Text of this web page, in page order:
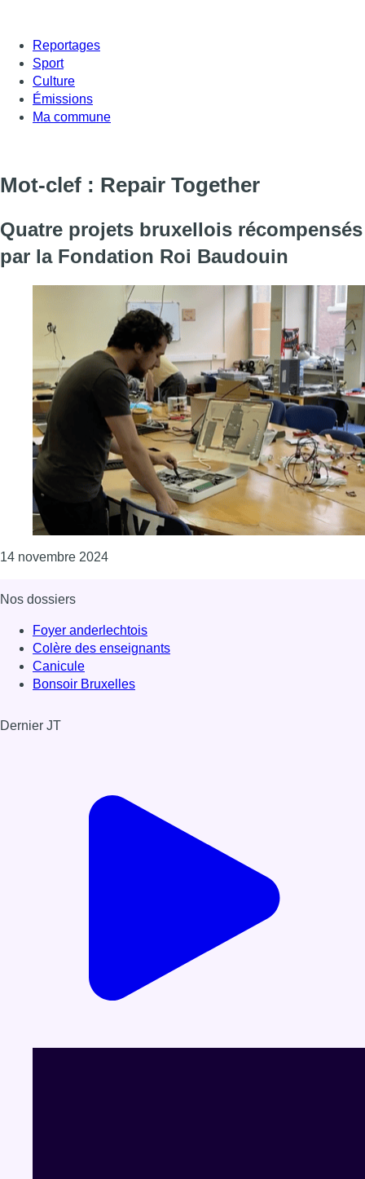
Reportages
Sport
Culture
Émissions
Ma commune
Mot-clef : Repair Together
Quatre projets bruxellois récompensés
par la Fondation Roi Baudouin
14 novembre 2024Consulter l'article "Quatre projets
Nos dossiers
Foyer anderlechtois
Colère des enseignants
Canicule
Bonsoir Bruxelles
Dernier JT